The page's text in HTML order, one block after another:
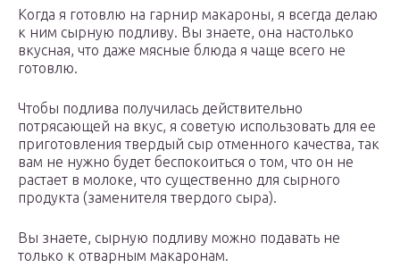
Когда я готовлю на гарнир макароны, я всегда делаю
к ним сырную подливу. Вы знаете, она настолько
вкусная, что даже мясные блюда я чаще всего не
готовлю.
Чтобы подлива получилась действительно
потрясающей на вкус, я советую использовать для ее
приготовления твердый сыр отменного качества, так
вам не нужно будет беспокоиться о том, что он не
растает в молоке, что существенно для сырного
продукта (заменителя твердого сыра).
Вы знаете, сырную подливу можно подавать не
только к отварным макаронам.